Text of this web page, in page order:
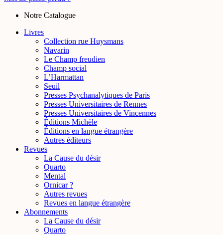
Notre Catalogue
Livres
Collection rue Huysmans
Navarin
Le Champ freudien
Champ social
L’Harmattan
Seuil
Presses Psychanalytiques de Paris
Presses Universitaires de Rennes
Presses Universitaires de Vincennes
Éditions Michèle
Éditions en langue étrangère
Autres éditeurs
Revues
La Cause du désir
Quarto
Mental
Ornicar ?
Autres revues
Revues en langue étrangère
Abonnements
La Cause du désir
Quarto